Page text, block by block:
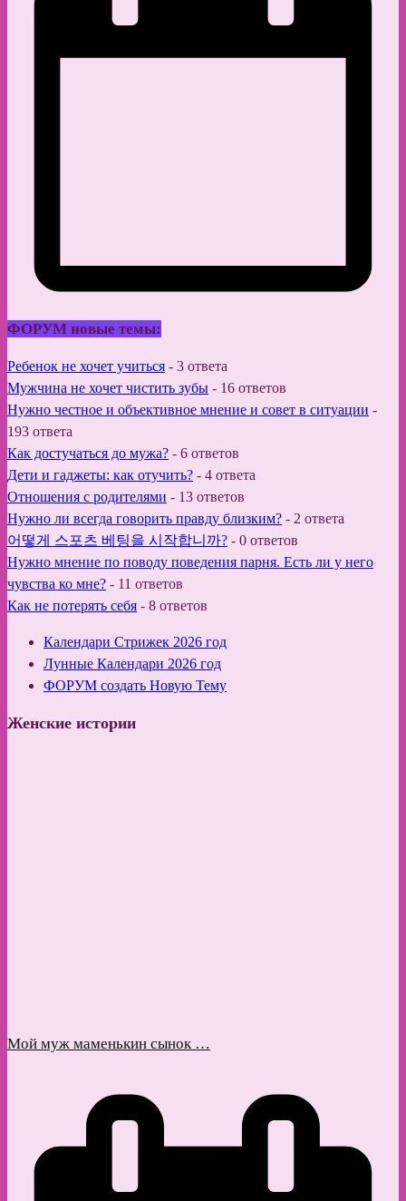
ФОРУМ новые темы:
Ребенок не хочет учиться - 3 ответа
Мужчина не хочет чистить зубы - 16 ответов
Нужно честное и объективное мнение и совет в ситуации -
193 ответа
Как достучаться до мужа? - 6 ответов
Дети и гаджеты: как отучить? - 4 ответа
Отношения с родителями - 13 ответов
Нужно ли всегда говорить правду близким? - 2 ответа
어떻게 스포츠 베팅을 시작합니까? - 0 ответов
Нужно мнение по поводу поведения парня. Есть ли у него
чувства ко мне? - 11 ответов
Как не потерять себя - 8 ответов
Календари Стрижек 2026 год
Лунные Календари 2026 год
ФОРУМ создать Новую Тему
Женские истории
Мой муж маменькин сынок …